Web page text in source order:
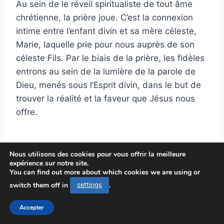
Au sein de le réveil spiritualiste de tout âme
chrétienne, la prière joue. C’est la connexion
intime entre l’enfant divin et sa mère céleste,
Marie, laquelle prie pour nous auprès de son
céleste Fils. Par le biais de la prière, les fidèles
entrons au sein de la lumière de la parole de
Dieu, menés sous l’Esprit divin, dans le but de
trouver la réalité et la faveur que Jésus nous
offre.
Contemplation en ce qui
concerne la divine Parole
du Seigneur :
On pouvons contempler sur un passage de la
Nous utilisons des cookies pour vous offrir la meilleure
expérience sur notre site.
You can find out more about which cookies we are using or
switch them off in
settings .
Accepter